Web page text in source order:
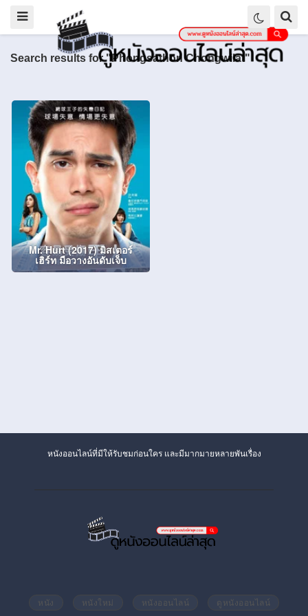
Search results for "Phongsathon Chongwilat"
Mr. Hurt (2017) มิสเตอร์
เฮิร์ท มือวางอันดับเจ็บ
หนังออนไลน์ที่มีให้รับชมก่อนใคร และมีมากมายหลายพันเรื่อง
หนัง หนังใหม่ หนังออนไลน์ ดูหนังออนไลน์